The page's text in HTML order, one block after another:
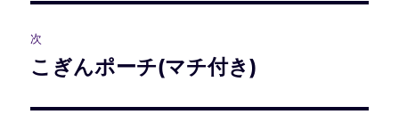
ビ
ゲ
ー
投
稿:
次
次
投
こぎんポーチ(マチ付き)